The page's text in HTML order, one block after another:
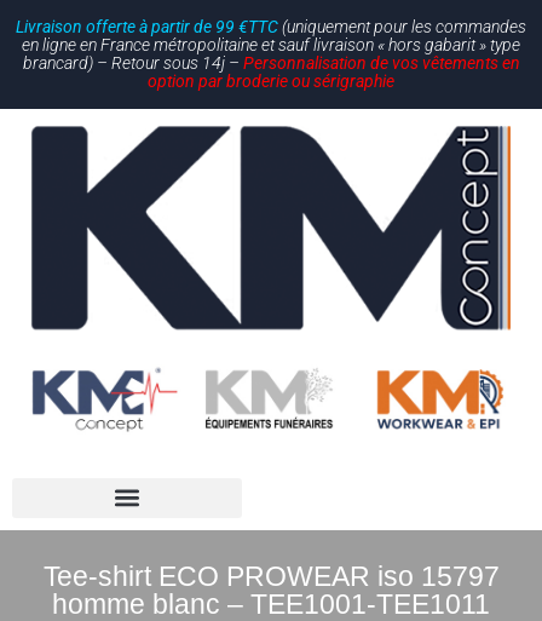
Livraison offerte à partir de 99 €TTC(uniquement pour les commandes
en ligne en France métropolitaine et sauf livraison « hors gabarit » type
brancard) – Retour sous 14j – Personnalisation de vos vêtements en
option par broderie ou sérigraphie
Tee-shirt ECO PROWEAR iso 15797
homme blanc – TEE1001-TEE1011